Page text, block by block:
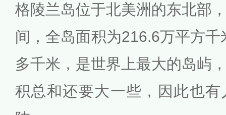
格陵兰岛位于北美洲的东北部
间，全岛面积为216.6万平方
多千米，是世界上最大的岛屿
积总和还要大一些，因此也